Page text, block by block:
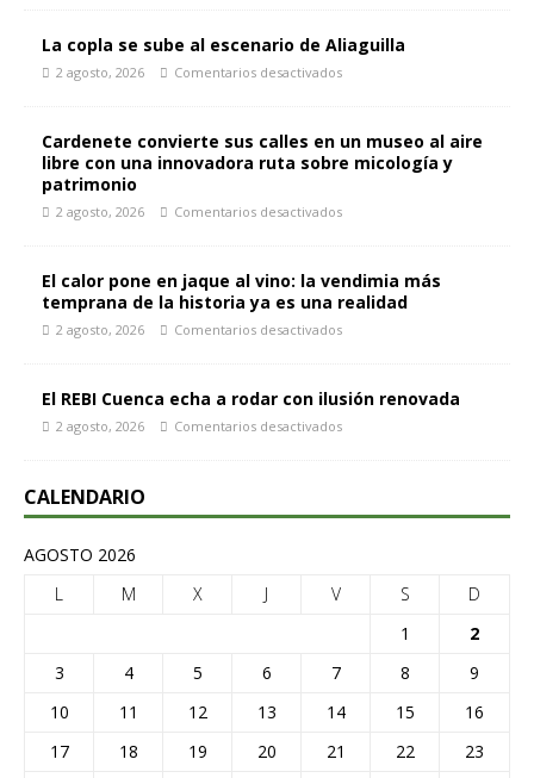
La copla se sube al escenario de Aliaguilla
2 agosto, 2026 Comentarios desactivados
Cardenete convierte sus calles en un museo al aire
libre con una innovadora ruta sobre micología y
patrimonio
2 agosto, 2026 Comentarios desactivados
El calor pone en jaque al vino: la vendimia más
temprana de la historia ya es una realidad
2 agosto, 2026 Comentarios desactivados
El REBI Cuenca echa a rodar con ilusión renovada
2 agosto, 2026 Comentarios desactivados
CALENDARIO
AGOSTO 2026
L
M X J V S
D
1
2
3
4 5 6 7 8
9
10
11 12 13 14 15
16
17
18 19 20 21 22
23